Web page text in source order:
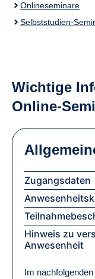
Onlineseminare
Selbststudien-
Wichtige
Online-
Zugangsdaten
Hinweis zu
Anwesenheit
Im